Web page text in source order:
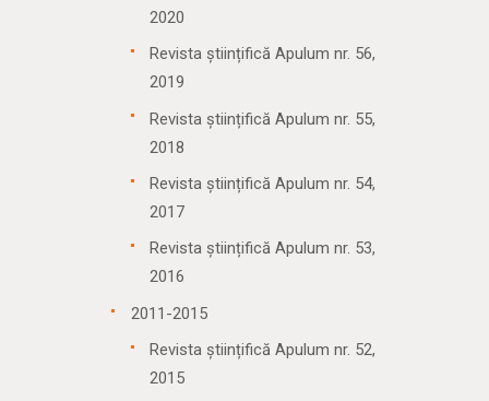
2020
Revista științifică Apulum nr. 56,
2019
Revista științifică Apulum nr. 55,
2018
Revista științifică Apulum nr. 54,
2017
Revista științifică Apulum nr. 53,
2016
2011-2015
Revista științifică Apulum nr. 52,
2015